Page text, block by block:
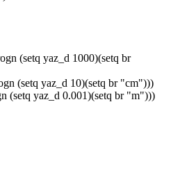
(setq yaz_d 1000)(setq br
(setq yaz_d 10)(setq br "cm")))
yaz_d 0.001)(setq br "m")))